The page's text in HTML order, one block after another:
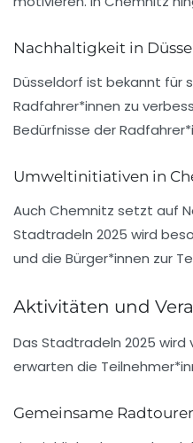
Nachhaltigkeit in
Düsseldorf ist bekannt für
Radfahrer*innen zu
Bedürfnisse der
Umweltinitiativen in
Auch Chemnitz setzt auf
Stadtradeln 2025 wird
und die Bürger*innen zur
Aktivitäten und
Das Stadtradeln 2025
erwarten die
Gemeinsame